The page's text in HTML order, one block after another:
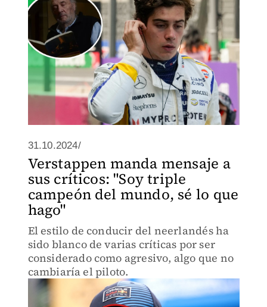
31.10.2024/
Verstappen manda mensaje a
sus críticos: "Soy triple
campeón del mundo, sé lo que
hago"
El estilo de conducir del neerlandés ha
sido blanco de varias críticas por ser
considerado como agresivo, algo que no
cambiaría el piloto.